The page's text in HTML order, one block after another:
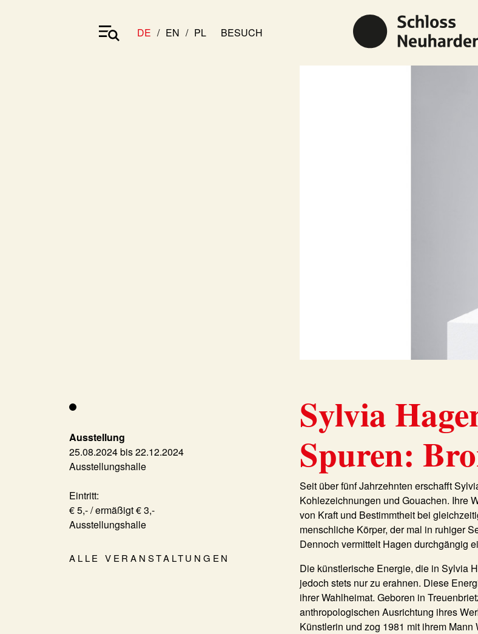
DE EN PL BESUCH
Ausstellung
25.08.2024 bis 22.12.2024
Ausstellungshalle
Eintritt:
€ 5,- / ermäßigt € 3,-
Ausstellungshalle
ALLE VERANSTALTUNGEN
Sylvia
Spuren:
Seit über fünf Jahrzehnten erschafft
Kohlezeichnungen und Gouachen. Ihre
von Kraft und Bestimmtheit bei
menschliche Körper, der mal in ruhiger
Dennoch vermittelt Hagen durchgängig
Die künstlerische Energie, die in Sylvia
jedoch stets nur zu erahnen. Diese
ihrer Wahlheimat. Geboren in
anthropologischen Ausrichtung ihres
Künstlerin und zog 1981 mit ihrem